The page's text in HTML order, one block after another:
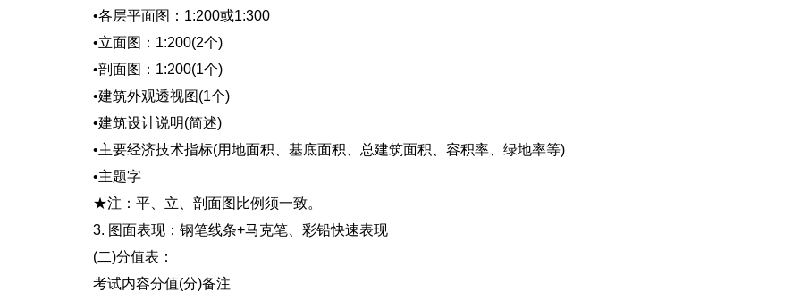
•各层平面图：1:200或1:300
•立面图：1:200(2个)
•剖面图：1:200(1个)
•建筑外观透视图(1个)
•建筑设计说明(简述)
•主要经济技术指标(用地面积、基底面积、总建筑面积、容积率、绿地率等)
•主题字
★注：平、立、剖面图比例须一致。
3. 图面表现：钢笔线条+马克笔、彩铅快速表现
(二)分值表：
考试内容分值(分)备注